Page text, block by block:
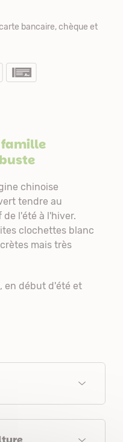
bancaire, chèque et
famille
chinoise
tendre au
l'été à l'hiver.
clochettes blanc
mais très
en début d'été et